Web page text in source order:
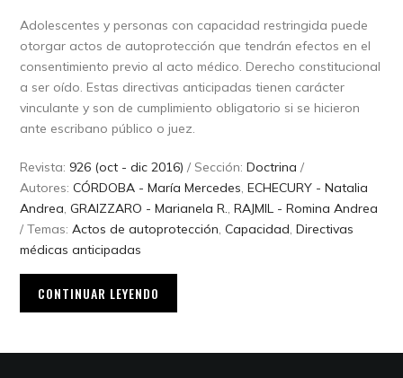
Adolescentes y personas con capacidad restringida puede
otorgar actos de autoprotección que tendrán efectos en el
consentimiento previo al acto médico. Derecho constitucional
a ser oído. Estas directivas anticipadas tienen carácter
vinculante y son de cumplimiento obligatorio si se hicieron
ante escribano público o juez.
Revista: 926 (oct - dic 2016) / Sección:Doctrina /
Autores:CÓRDOBA - María Mercedes,ECHECURY - Natalia
Andrea,GRAIZZARO - Marianela R.,RAJMIL - Romina Andrea
/ Temas:Actos de autoprotección,Capacidad,Directivas
médicas anticipadas
CONTINUAR LEYENDO